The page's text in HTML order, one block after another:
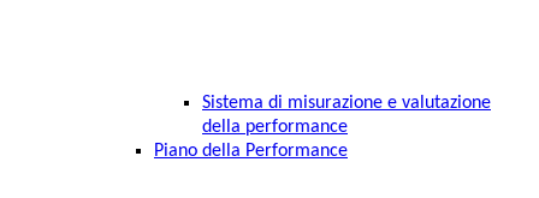
Sistema di misurazione e valutazione
della performance
Piano della Performance